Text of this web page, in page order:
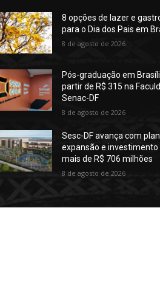
8 opções de lazer e
para o Dia dos Pais em
8 de agosto de 2026
Pós-graduação em
partir de R$ 315 na
Senac-DF
8 de agosto de 2026
Sesc-DF avança com
expansão e investimento
mais de R$ 706 milhões
8 de agosto de 2026